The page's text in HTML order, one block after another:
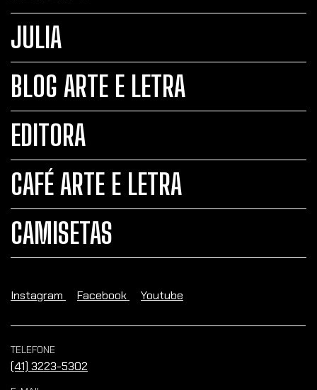
JULIA
BLOG ARTE E LETRA
EDITORA
CAFÉ ARTE E LETRA
CAMISETAS
Instagram Facebook Youtube
TELEFONE
(41) 3223-5302